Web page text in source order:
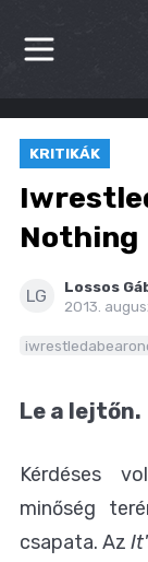
HÍREK
KRITIKÁK
BESZÁMOLÓK
MÁSVILÁG
BLOG
KRITIKÁK
Nothing
LG
Lossos
2013.
Le a lejtőn.
Kérdéses
minőség
csapata. Az